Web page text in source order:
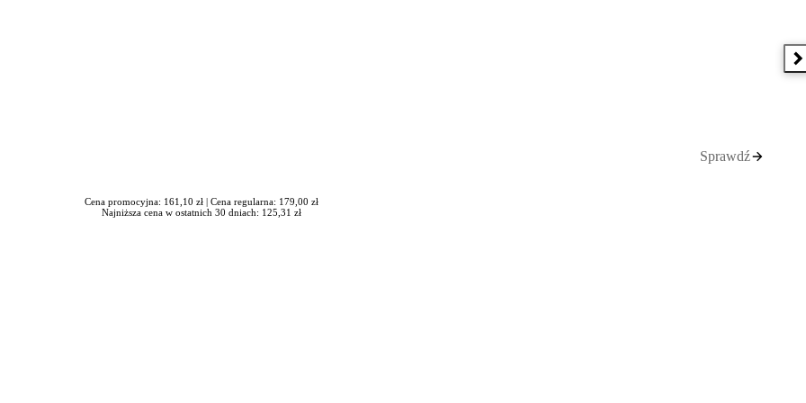
Sprawdź
Cena promocyjna: 161,10 zł | Cena regularna: 179,00 zł
Najniższa cena w ostatnich 30 dniach: 125,31 zł